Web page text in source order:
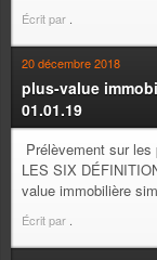
Écrit par
20 décembre 2018
plus-value
01.01.19
Prélèvement sur
LES SIX
value immobilière
Écrit par